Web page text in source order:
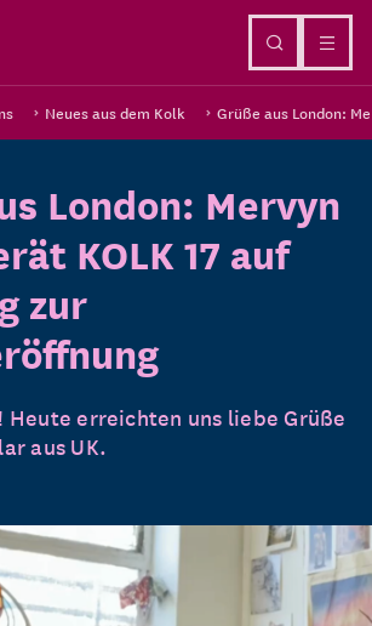
Neues aus dem Kolk Grüße aus London:
London: Mervyn
KOLK 17 auf
zur
Heute erreichten uns liebe Grüße
aus UK.